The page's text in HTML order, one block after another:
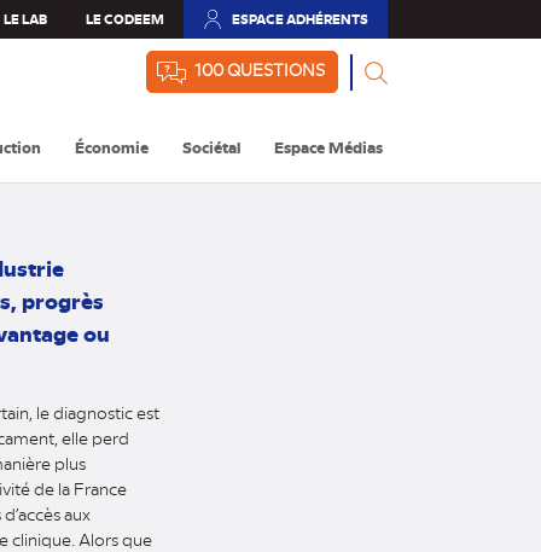
LE LAB LE CODEEM ESPACE ADHÉRENTS
(NOUVEL
100 QUESTIONS
Économie Sociétal Espace Médias
progrès
ou
le diagnostic est
elle perd
plus
de la France
aux
clinique. Alors que